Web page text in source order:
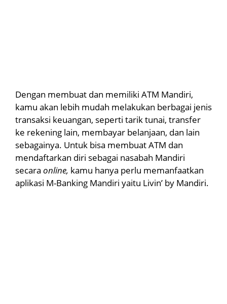
Dengan membuat dan memiliki ATM Mandiri,
kamu akan lebih mudah melakukan berbagai jenis
transaksi keuangan, seperti tarik tunai, transfer
ke rekening lain, membayar belanjaan, dan lain
sebagainya. Untuk bisa membuat ATM dan
mendaftarkan diri sebagai nasabah Mandiri
secara online, kamu hanya perlu memanfaatkan
aplikasi M-Banking Mandiri yaitu Livin’ by Mandiri.